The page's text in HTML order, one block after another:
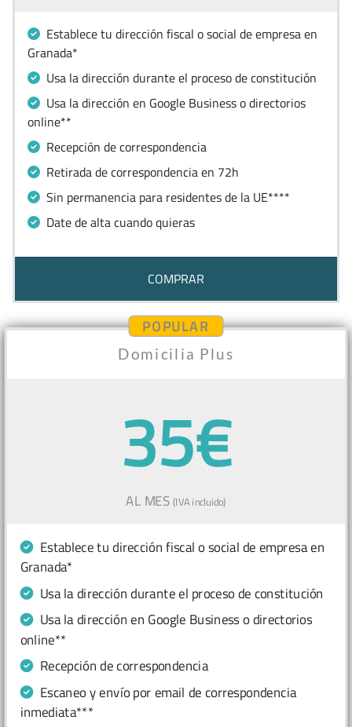
Establece tu dirección fiscal o social de empresa en
Granada*
Usa la dirección durante el proceso de constitución
Usa la dirección en Google Business o directorios
online**
Recepción de correspondencia
Retirada de correspondencia en 72h
Sin permanencia para residentes de la UE****
Date de alta cuando quieras
COMPRAR
POPULAR
Domicilia Plus
35€
AL MES(IVA incluido)
Establece tu dirección fiscal o social de empresa en
Granada*
Usa la dirección durante el proceso de constitución
Usa la dirección en Google Business o directorios
online**
Recepción de correspondencia
Escaneo y envío por email de correspondencia
inmediata***